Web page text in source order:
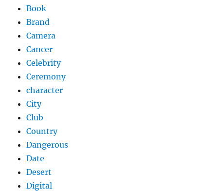
Book
Brand
Camera
Cancer
Celebrity
Ceremony
character
City
Club
Country
Dangerous
Date
Desert
Digital